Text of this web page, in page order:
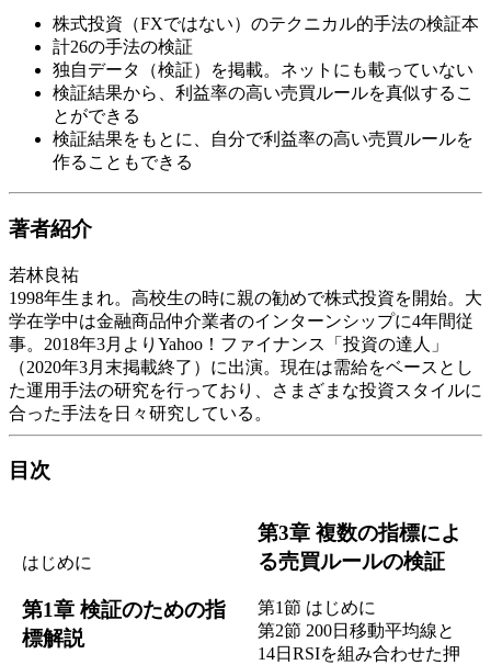
株式投資（FXではない）のテクニカル的手法の検証本
計26の手法の検証
独自データ（検証）を掲載。ネットにも載っていない
検証結果から、利益率の高い売買ルールを真似するこ
とができる
検証結果をもとに、自分で利益率の高い売買ルールを
作ることもできる
著者紹介
若林良祐
1998年生まれ。高校生の時に親の勧めで株式投資を開始。大
学在学中は金融商品仲介業者のインターンシップに4年間従
事。2018年3月よりYahoo！ファイナンス「投資の達人」
（2020年3月末掲載終了）に出演。現在は需給をベースとし
た運用手法の研究を行っており、さまざまな投資スタイルに
合った手法を日々研究している。
目次
はじめに
第1章 検証のための指
標解説
第3章 複数の指標によ
る売買ルールの検証
第1節 はじめに
第2節 200日移動平均線と
14日RSIを組み合わせた押